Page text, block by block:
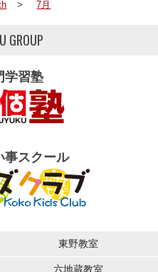
> 7月
GROUP
学習塾
事スクール
東野教室
六地蔵教室